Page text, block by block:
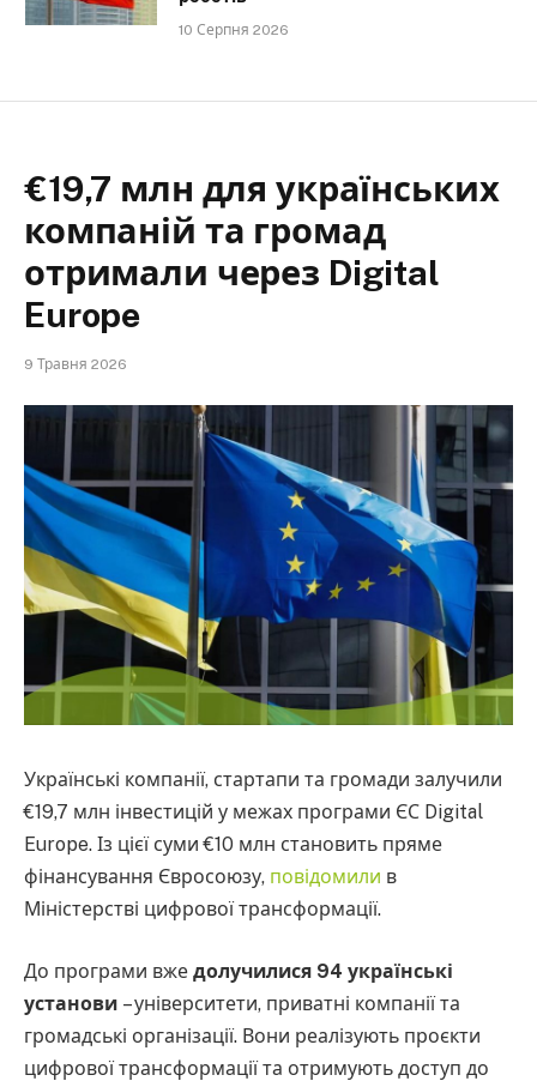
10 Серпня 2026
€19,7 млн для українських
компаній та громад
отримали через Digital
Europe
9 Травня 2026
Українські компанії, стартапи та громади залучили
€19,7 млн інвестицій у межах програми ЄС Digital
Europe. Із цієї суми €10 млн становить пряме
фінансування Євросоюзу, повідомили в
Міністерстві цифрової трансформації.
До програми вже долучилися 94 українські
установи – університети, приватні компанії та
громадські організації. Вони реалізують проєкти
цифрової трансформації та отримують доступ до